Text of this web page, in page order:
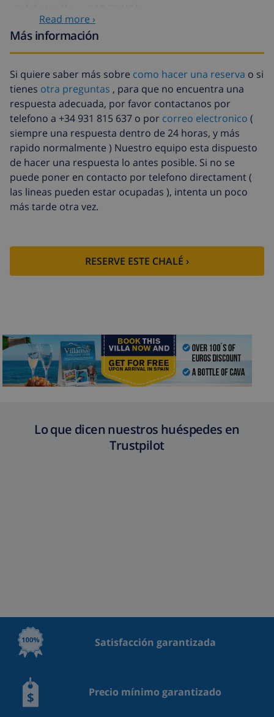
Limpieza
extra
basado en consumo de energía
(52,77 US$/HOUR)
cancelación:
Read more ›
Más información
Si quiere saber más sobre como hacer una reserva o si
tienes otra preguntas , para que no encuentra una
respuesta adecuada, por favor contactanos por
telefono a +34 931 815 637 o por correo electronico (
siempre una respuesta dentro de 24 horas, y más
rapido normalmente ) Nuestro equipo esta dispuesto
de hacer una respuesta lo antes posible. Si no se
puede poner en contacto por telefono directament (
las lineas pueden estar ocupadas ), intenta un poco
más tarde otra vez.
RESERVE ESTE CHALÉ ›
Lo que dicen nuestros huéspedes en
Trustpilot
Satisfacción garantizada
Precio mínimo garantizado